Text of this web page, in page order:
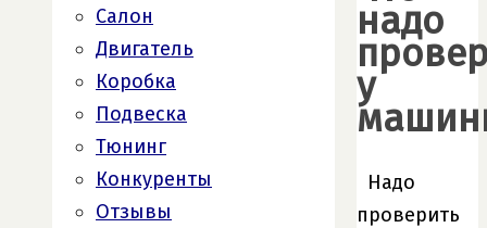
надо
у
Надо
проверить
Салон
Двигатель
Коробка
Подвеска
Тюнинг
Конкуренты
Отзывы